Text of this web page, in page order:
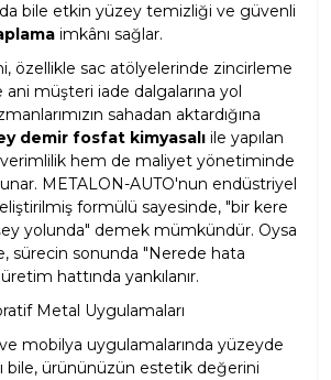
bile etkin yüzey temizliği ve güvenli
imkânı sağlar.
özellikle sac atölyelerinde zincirleme
ani müşteri iade dalgalarına yol
sahadan aktardığına
demir fosfat kimyasalı ile yapılan
hem de maliyet yönetiminde
METALON-AUTO'nun endüstriyel
formülü sayesinde, "bir kere
yolunda" demek mümkündür. Oysa
sürecin sonunda "Nerede hata
hattında yankılanır.
Metal Uygulamaları
mobilya uygulamalarında yüzeyde
bile, ürününüzün estetik değerini